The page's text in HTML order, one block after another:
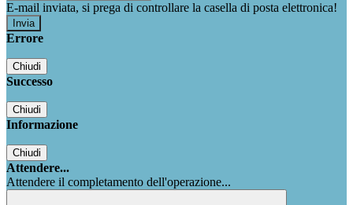
E-mail inviata, si prega di controllare la casella di posta elettronica!
Errore
Chiudi
Successo
Chiudi
Informazione
Chiudi
Attendere...
Attendere il completamento dell'operazione...